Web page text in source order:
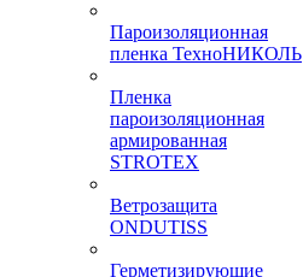
Пароизоляционная
пленка ТехноНИКОЛЬ
Пленка
пароизоляционная
армированная
STROTEX
Ветрозащита
ONDUTISS
Герметизирующие